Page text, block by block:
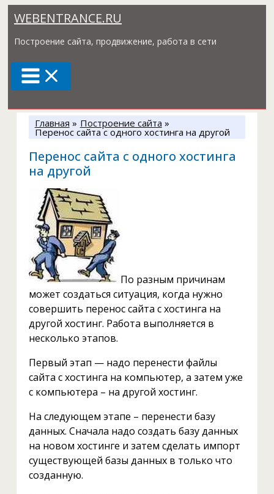
Перейти
содержимому
WEBENTRANCE.RU
Построение сайта, продвижение, работа в сети
Главная Построение сайта
Перенос сайта с одного хостинга на другой
Перенос сайта с одного хостинга
на другой
По разным причинам
может создаться ситуация, когда нужно
совершить перенос сайта с хостинга на
другой хостинг. Работа выполняется в
несколько этапов.
Первый этап — надо перенести файлы
сайта с хостинга на компьютер, а затем уже
с компьютера – на другой хостинг.
На следующем этапе – перенести базу
данных. Сначала надо создать базу данных
на новом хостинге и затем сделать импорт
существующей базы данных в только что
созданную.